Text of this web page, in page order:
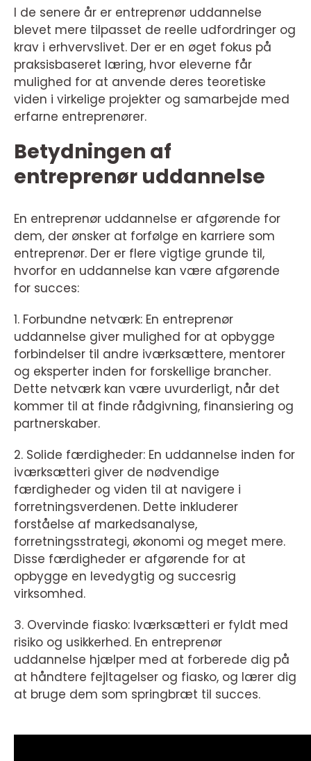
I de senere år er entreprenør uddannelse
blevet mere tilpasset de reelle udfordringer og
krav i erhvervslivet. Der er en øget fokus på
praksisbaseret læring, hvor eleverne får
mulighed for at anvende deres teoretiske
viden i virkelige projekter og samarbejde med
erfarne entreprenører.
Betydningen af
entreprenør uddannelse
En entreprenør uddannelse er afgørende for
dem, der ønsker at forfølge en karriere som
entreprenør. Der er flere vigtige grunde til,
hvorfor en uddannelse kan være afgørende
for succes:
1. Forbundne netværk: En entreprenør
uddannelse giver mulighed for at opbygge
forbindelser til andre iværksættere, mentorer
og eksperter inden for forskellige brancher.
Dette netværk kan være uvurderligt, når det
kommer til at finde rådgivning, finansiering og
partnerskaber.
2. Solide færdigheder: En uddannelse inden for
iværksætteri giver de nødvendige
færdigheder og viden til at navigere i
forretningsverdenen. Dette inkluderer
forståelse af markedsanalyse,
forretningsstrategi, økonomi og meget mere.
Disse færdigheder er afgørende for at
opbygge en levedygtig og succesrig
virksomhed.
3. Overvinde fiasko: Iværksætteri er fyldt med
risiko og usikkerhed. En entreprenør
uddannelse hjælper med at forberede dig på
at håndtere fejltagelser og fiasko, og lærer dig
at bruge dem som springbræt til succes.